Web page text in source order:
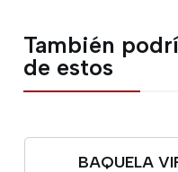
También
de estos
BAQUELA